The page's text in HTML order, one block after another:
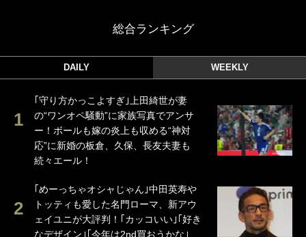
総合ランキング
DAILY WEEKLY
｢守り方かっこよすぎ｣上田綺世が妻
の“ワンオペ騒動”に家族写真でアンサ
ー！ボールも嫁の炎上も収める“神対
応”に新婚の板倉、久保、長友夫妻も
続々エール！
｢めーっちゃオシャじゃん｣中田英寿や
トッティも愛した名門ローマ、新アウ
ェイユニが大評判！｢カッコいい｣｢好き
なデザイン｣｢今年は2nd買おうかな｣